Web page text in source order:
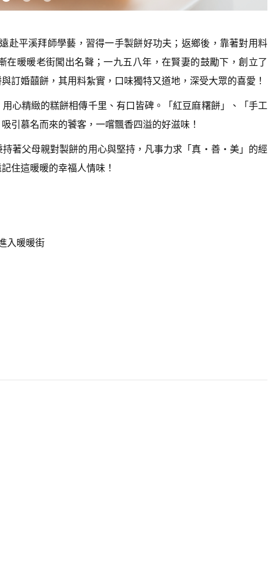
赴平溪拜師學藝，習得一手製餅好功夫；返鄉後，靠著對用料
在暖暖老街闖出名聲；一九五八年，在賢妻的鼓勵下，創立了
訂婚囍餅，其用料紮實，口味獨特又道地，深受大眾的喜愛！
心精緻的糕餅相傳千里、有口皆碑。「紅豆麻糬餅」、「手工
引慕名而來的饕客，一嚐飄香四溢的好滋味！
著父母親對製餅的用心與堅持，凡事力求「真‧善‧美」的經
住這暖暖的幸福人情味！
入暖暖街